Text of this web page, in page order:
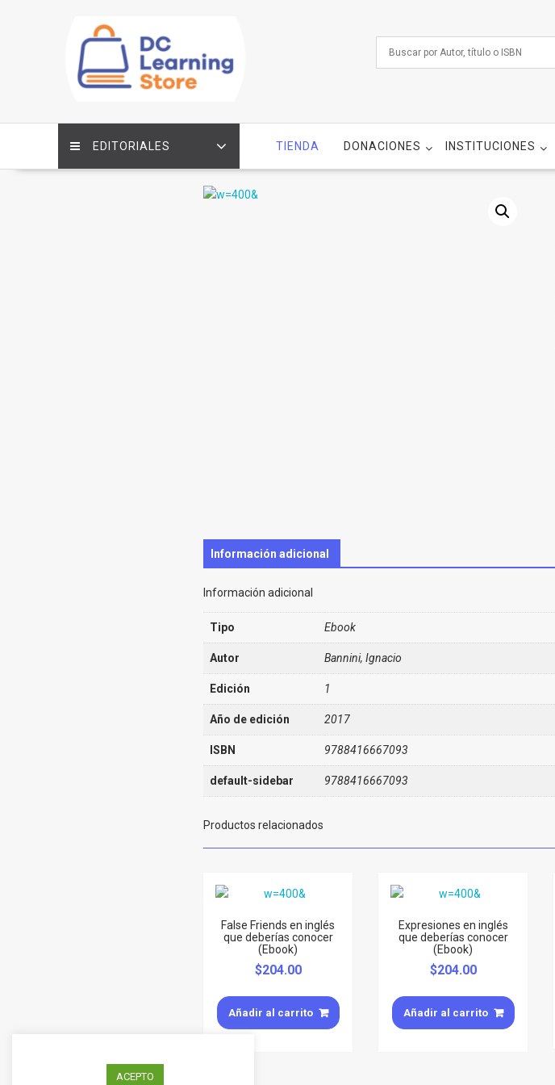
EDITORIALES TIENDA DONACIONES INSTITUCIONES
Información adicional
Información adicional
Tipo Ebook
Autor Bannini, Ignacio
Edición 1
Año de edición 2017
ISBN 9788416667093
default-sidebar 9788416667093
Productos relacionados
False Friends en inglés
que deberías conocer
(Ebook)
$204.00
Añadir al carrito
Expresiones en inglés
que deberías conocer
(Ebook)
$204.00
Añadir al carrito
ACEPTO